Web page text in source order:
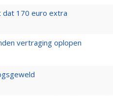
dat 170 euro extra
vertraging oplopen